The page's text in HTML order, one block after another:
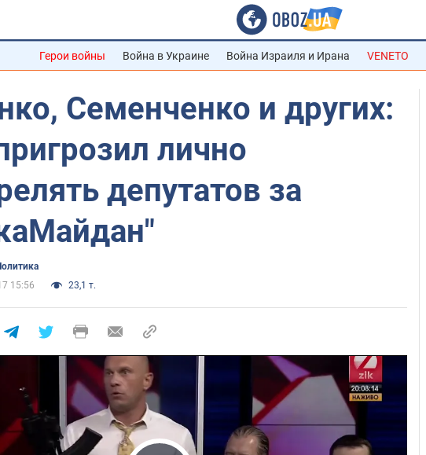
Герои войны Война в Украине Война Израиля и Ирана VENETO
Семенченко и других:
лично
депутатов за
15:56
23,1 т.